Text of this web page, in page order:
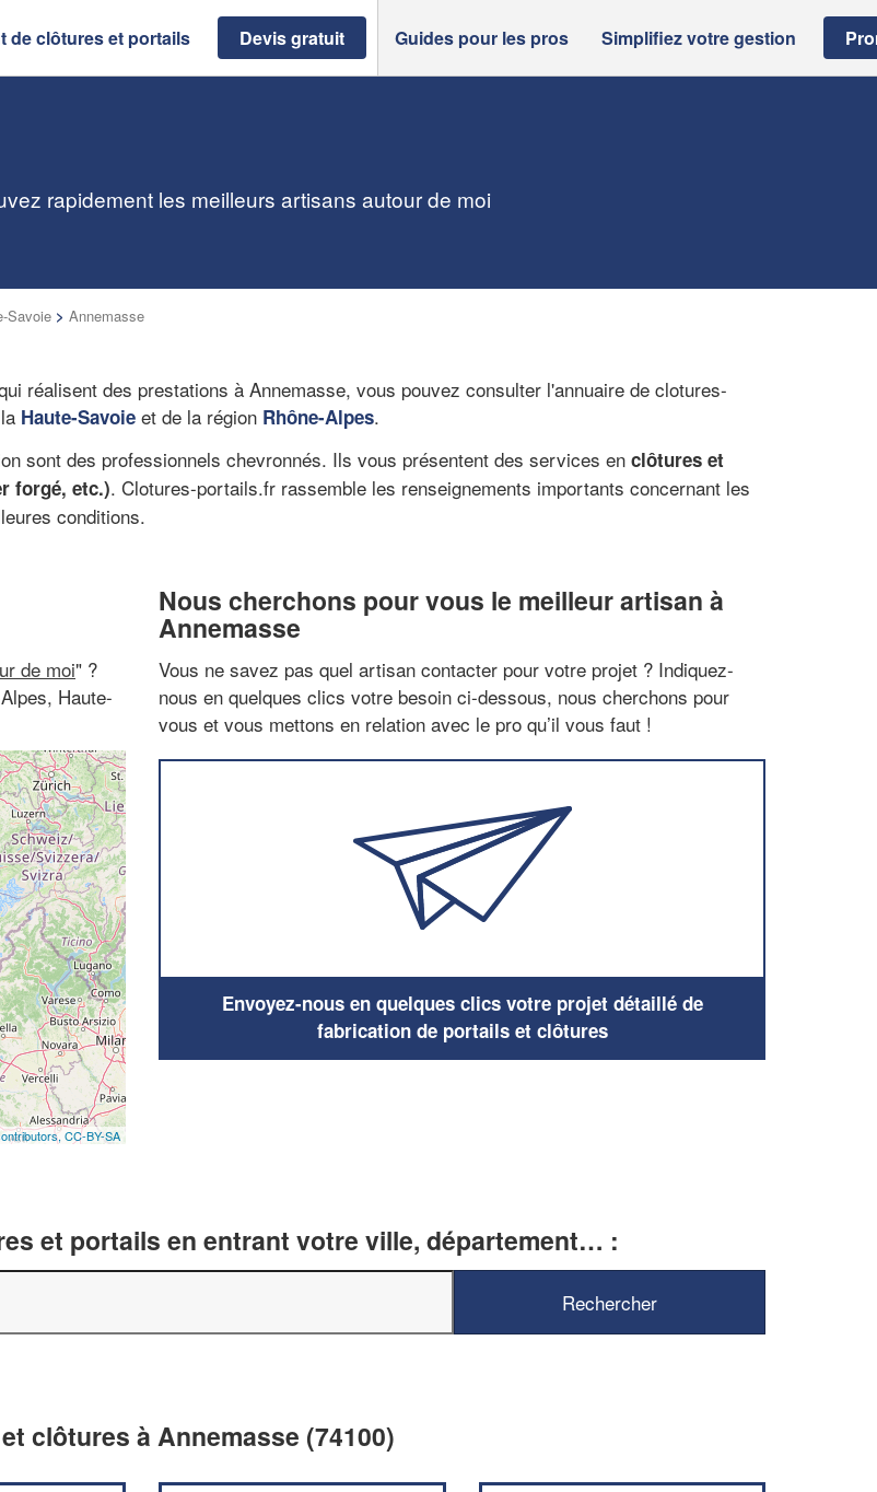
de clôtures et portails Devis gratuit Guides pour les pros Simplifiez votre gestion
rapidement les meilleurs artisans autour de moi
Savoie > Annemasse
réalisent des prestations à Annemasse, vous pouvez consulter l'annuaire de clotures-
Haute-Savoie et de la région Rhône-Alpes.
sont des professionnels chevronnés. Ils vous présentent des services en clôtures et
forgé, etc.). Clotures-portails.fr rassemble les renseignements importants concernant les
conditions.
de moi" ?
Haute-
CC-BY-SA
Nous cherchons pour vous le meilleur artisan à
Annemasse
Vous ne savez pas quel artisan contacter pour votre projet ? Indiquez-
nous en quelques clics votre besoin ci-dessous, nous cherchons pour
vous et vous mettons en relation avec le pro qu’il vous faut !
Envoyez-nous en quelques clics votre projet détaillé de
fabrication de portails et clôtures
et portails en entrant votre ville, département… :
clôtures à Annemasse (74100)